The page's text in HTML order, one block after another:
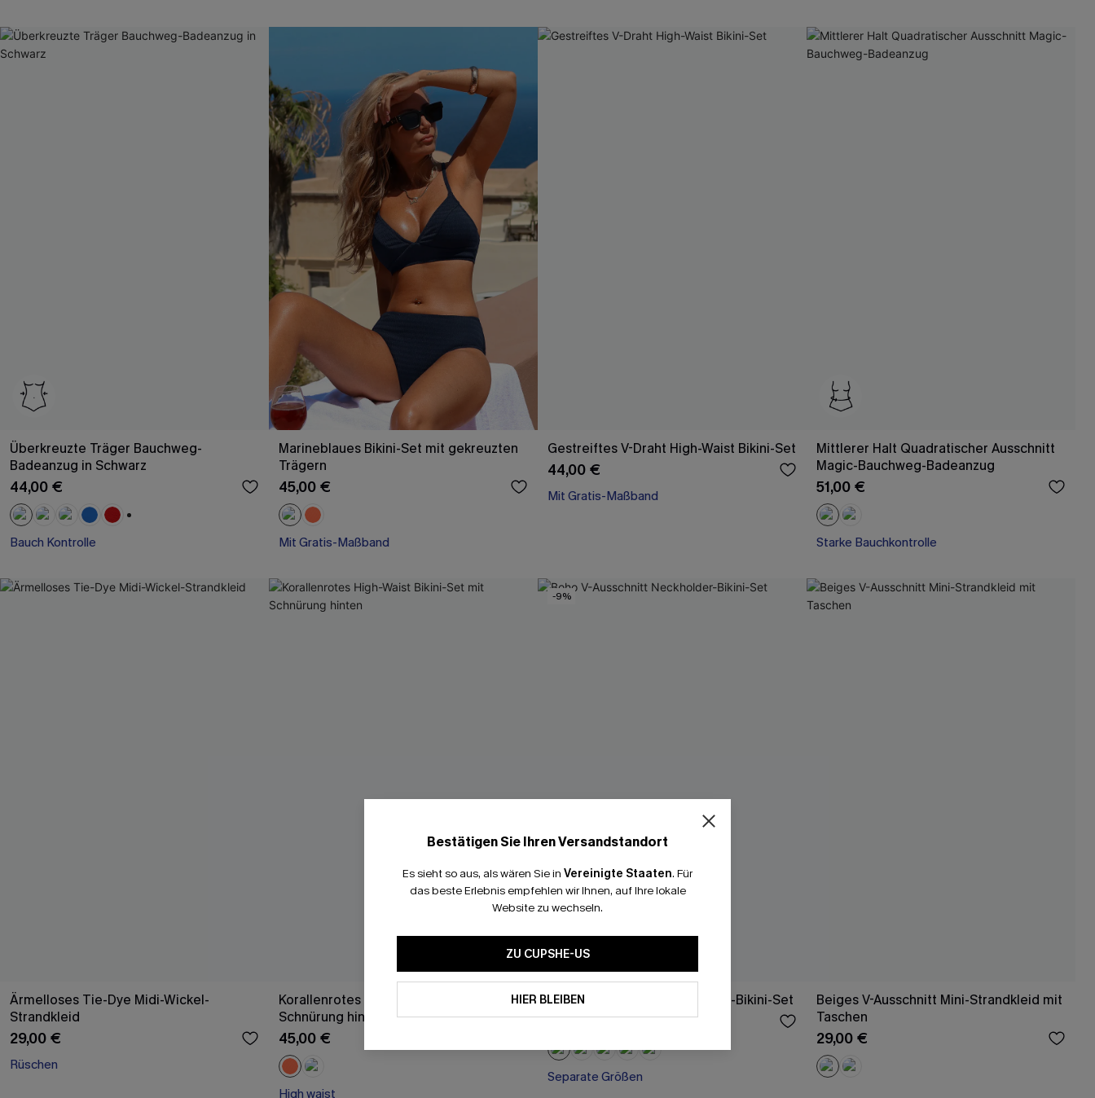
Überkreuzte Träger Bauchweg-
Badeanzug in Schwarz
44,00 €
Bauch Kontrolle
Marineblaues Bikini-Set mit gekreuzten
Trägern
45,00 €
Mit Gratis-Maßband
Gestreiftes V-Draht High-Waist Bikini-Set
44,00 €
Mit Gratis-Maßband
Mittlerer Halt Quadratischer Ausschnitt
Magic-Bauchweg-Badeanzug
51,00 €
Starke Bauchkontrolle
Ärmelloses Tie-Dye Midi-Wickel-
Strandkleid
29,00 €
Rüschen
Korallenrotes High-Waist Bikini-Set mit
Schnürung hinten
45,00 €
High waist
-9%
Boho V-Ausschnitt Neckholder-Bikini-Set
40,00 €44,00 €
Separate Größen
Beiges V-Ausschnitt Mini-Strandkleid mit
Taschen
29,00 €
Bestätigen Sie Ihren Versandstandort
Es sieht so aus, als wären Sie in Vereinigte Staaten. Für
das beste Erlebnis empfehlen wir Ihnen, auf Ihre lokale
Website zu wechseln.
ZU CUPSHE-US
HIER BLEIBEN
15% ERHALTEN
15% ohne MBW für E-Mail-Abonnenten.
*Ein Code pro Bestellung. Jeder Code ist einmal gültig.
einverstanden, exklusive Werbeaktionen und Updates von Cupshe per E-
Datenschutzbestimmungen. Sie können
sich jederzeit abmelden.
ABONNIEREN